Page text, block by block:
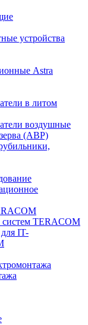
устройства
Astra
в литом
воздушные
(АВР)
TERACOM
IT-